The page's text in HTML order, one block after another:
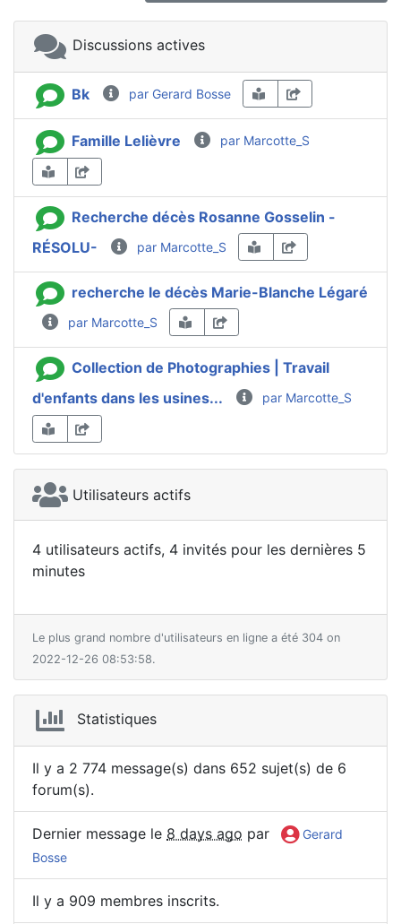
Discussions actives
Bk par Gerard Bosse
Famille Lelièvre par Marcotte_S
Recherche décès Rosanne Gosselin -
RÉSOLU-
par Marcotte_S
recherche le décès Marie-Blanche Légaré
par Marcotte_S
Collection de Photographies | Travail
d'enfants dans les usines...
par Marcotte_S
Utilisateurs actifs
4 utilisateurs actifs, 4 invités pour les dernières 5
minutes
Le plus grand nombre d'utilisateurs en ligne a été 304 on
2022-12-26 08:53:58.
Statistiques
Il y a 2 774 message(s) dans 652 sujet(s) de 6
forum(s).
Dernier message le 8 days ago par
Gerard
Bosse
Il y a 909 membres inscrits.